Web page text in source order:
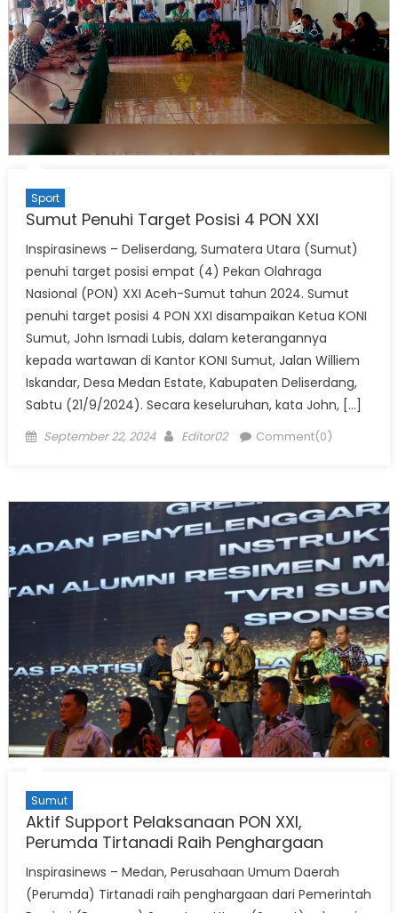
Sport
Sumut Penuhi Target Posisi 4 PON XXI
Inspirasinews – Deliserdang, Sumatera Utara (Sumut)
penuhi target posisi empat (4) Pekan Olahraga
Nasional (PON) XXI Aceh-Sumut tahun 2024. Sumut
penuhi target posisi 4 PON XXI disampaikan Ketua KONI
Sumut, John Ismadi Lubis, dalam keterangannya
kepada wartawan di Kantor KONI Sumut, Jalan Williem
Iskandar, Desa Medan Estate, Kabupaten Deliserdang,
Sabtu (21/9/2024). Secara keseluruhan, kata John, […]
Posted
September 22, 2024 Author
Editor02 Comment(0)
Sumut
Aktif Support Pelaksanaan PON XXI,
Perumda Tirtanadi Raih Penghargaan
Inspirasinews – Medan, Perusahaan Umum Daerah
(Perumda) Tirtanadi raih penghargaan dari Pemerintah